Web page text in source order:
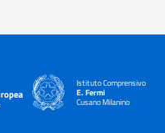
Istituto Comprensivo
E. Fermi
Cusano Milanino